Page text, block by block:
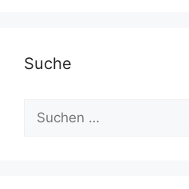
Suche
Suchen
nach: